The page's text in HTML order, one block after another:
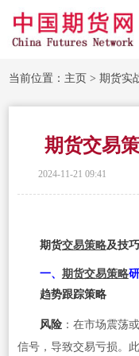
当前位置： 主页 >期货实
期货交易
2024-11-21 09:41
期货交易策略及技
一、 期货交易策略
趋势跟踪策略
风险：在市场震荡
信号，导致交易亏损。